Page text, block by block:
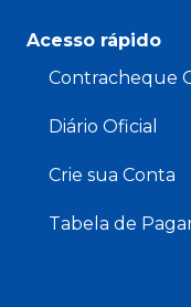
Acesso rápido
Contracheque
Diário Oficial
Crie sua Conta
Tabela de